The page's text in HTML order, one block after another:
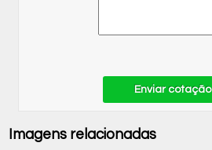
Enviar cotação
Imagens relacionadas